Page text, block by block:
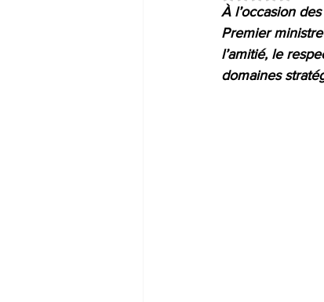
À l’occasion
Premier
l’amitié, le
domaines